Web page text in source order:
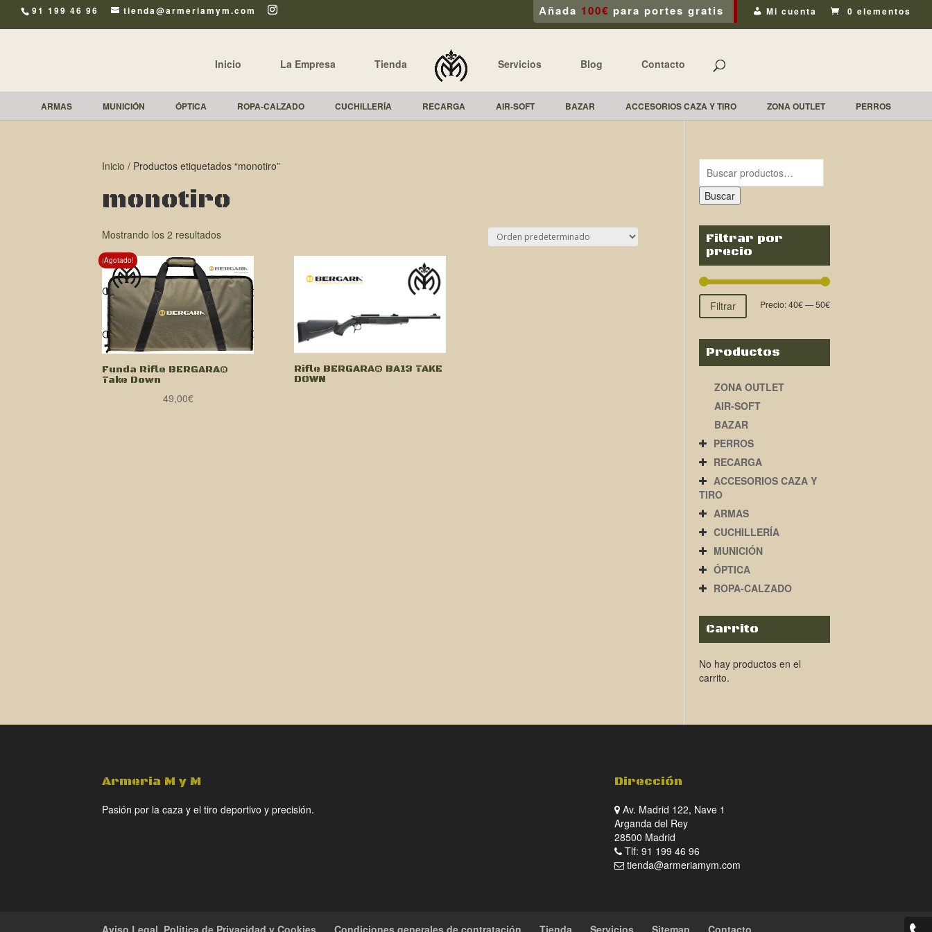
91 199 46 96 tienda@armeriamym.com Añada 100€ para portes gratis Mi cuenta 0 elementos
Inicio La Empresa Tienda Servicios Blog Contacto
ARMAS MUNICIÓN ÓPTICA ROPA-CALZADO CUCHILLERÍA RECARGA AIR-SOFT BAZAR ACCESORIOS CAZA Y TIRO ZONA OUTLET PERROS
Inicio / Productos etiquetados “monotiro”
monotiro
Mostrando los 2 resultados
¡Agotado!
Funda Rifle BERGARA®
Take Down
49,00€
Rifle BERGARA® BA13 TAKE
DOWN
Buscar
Filtrar por
precio
Filtrar Precio:40€—50€
Productos
ZONA OUTLET
AIR-SOFT
BAZAR
PERROS
RECARGA
ACCESORIOS CAZA Y
TIRO
ARMAS
CUCHILLERÍA
MUNICIÓN
ÓPTICA
ROPA-CALZADO
Carrito
No hay productos en el
carrito.
Armeria M y M
Pasión por la caza y el tiro deportivo y precisión.
Dirección
Av. Madrid 122, Nave 1
Arganda del Rey
28500 Madrid
Tlf: 91 199 46 96
tienda@armeriamym.com